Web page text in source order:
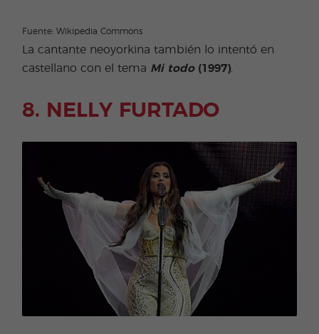
Fuente: Wikipedia Commons
La cantante neoyorkina también lo intentó en
castellano con el tema Mi todo (1997)
8. NELLY FURTADO